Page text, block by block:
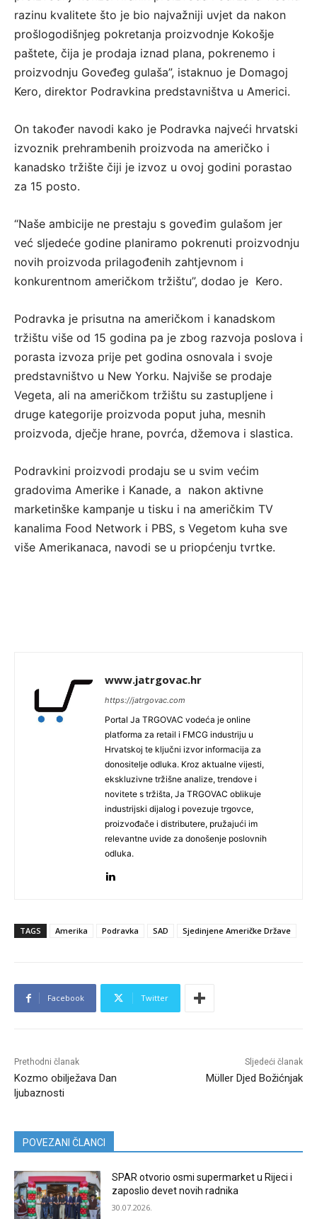
razinu kvalitete što je bio najvažniji uvjet da nakon
prošlogodišnjeg pokretanja proizvodnje Kokošje
paštete, čija je prodaja iznad plana, pokrenemo i
proizvodnju Goveđeg gulaša”, istaknuo je Domagoj
Kero, direktor Podravkina predstavništva u Americi.
On također navodi kako je Podravka najveći hrvatski
izvoznik prehrambenih proizvoda na američko i
kanadsko tržište čiji je izvoz u ovoj godini porastao
za 15 posto.
“Naše ambicije ne prestaju s goveđim gulašom jer
već sljedeće godine planiramo pokrenuti proizvodnju
novih proizvoda prilagođenih zahtjevnom i
konkurentnom američkom tržištu”, dodao je Kero.
Podravka je prisutna na američkom i kanadskom
tržištu više od 15 godina pa je zbog razvoja poslova i
porasta izvoza prije pet godina osnovala i svoje
predstavništvo u New Yorku. Najviše se prodaje
Vegeta, ali na američkom tržištu su zastupljene i
druge kategorije proizvoda poput juha, mesnih
proizvoda, dječje hrane, povrća, džemova i slastica.
Podravkini proizvodi prodaju se u svim većim
gradovima Amerike i Kanade, a nakon aktivne
marketinške kampanje u tisku i na američkim TV
kanalima Food Network i PBS, s Vegetom kuha sve
više Amerikanaca, navodi se u priopćenju tvrtke.
www.jatrgovac.hr
https://jatrgovac.com
Portal Ja TRGOVAC vodeća je online
platforma za retail i FMCG industriju u
Hrvatskoj te ključni izvor informacija za
donositelje odluka. Kroz aktualne vijesti,
ekskluzivne tržišne analize, trendove i
novitete s tržišta, Ja TRGOVAC oblikuje
industrijski dijalog i povezuje trgovce,
proizvođače i distributere, pružajući im
relevantne uvide za donošenje poslovnih
odluka.
TAGS Amerika Podravka SAD Sjedinjene Američke Države
Facebook Twitter
Prethodni članak
Kozmo obilježava Dan
ljubaznosti
Sljedeći članak
Mϋller Djed Božićnjak
POVEZANI ČLANCI
SPAR otvorio osmi supermarket u Rijeci i
zaposlio devet novih radnika
30.07.2026.